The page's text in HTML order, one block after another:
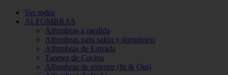
Ver todos
ALFOMBRAS
Alfombras a medida
Alfombras para salón y dormitorio
Alfombras de Entrada
Tapetes de Cocina
Alfombras de exterior (In & Out)